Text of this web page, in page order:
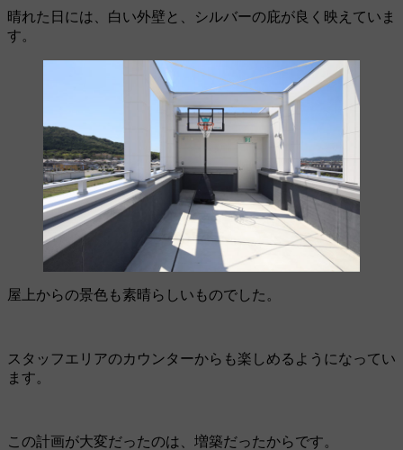
晴れた日には、白い外壁と、シルバーの庇が良く映えていま
す。
屋上からの景色も素晴らしいものでした。
スタッフエリアのカウンターからも楽しめるようになってい
ます。
この計画が大変だったのは、増築だったからです。